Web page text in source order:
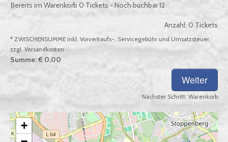
Bereits im Warenkorb 0 Tickets - Noch buchbar12
Anzahl: 0 Tickets
* ZWISCHENSUMME inkl. Vorverkaufs-, Servicegebühr und Umsatzsteuer,
zzgl. Versandkosten
Summe:€ 0,00
Nächster Schritt: Warenkorb
+